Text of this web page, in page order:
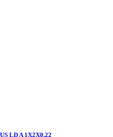
LD A 1X2X0,22